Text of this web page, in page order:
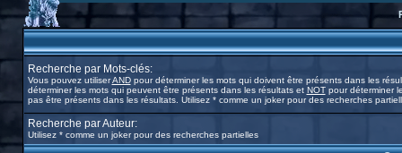
Recherche par Mots-clés:
Vous pouvez utiliserANDpour déterminer les mots qui doivent être présents dans les
déterminer les mots qui peuvent être présents dans les résultats et NOTpour déterminer
pas être présents dans les résultats. Utilisez * comme un joker pour des recherches
Recherche par Auteur:
Utilisez * comme un joker pour des recherches partielles